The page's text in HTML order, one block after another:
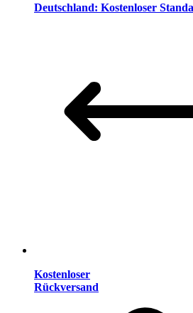
Deutschland: Kostenloser
Kostenloser
Rückversand